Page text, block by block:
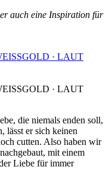
auch eine Inspiration für
· LAUT
· LAUT
die niemals enden soll,
lässt er sich keinen
cutten. Also haben wir
mit einem
Liebe für immer